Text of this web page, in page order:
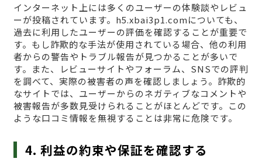
インターネット上には多くのユーザーの体験談やレビュ
ーが投稿されています。h5.xbai3p1.comについても、
過去に利用したユーザーの評価を確認することが重要で
す。もし詐欺的な手法が使用されている場合、他の利用
者からの警告やトラブル報告が見つかることが多いで
す。また、レビューサイトやフォーラム、SNSでの評判
を調べて、実際の被害者の声を確認しましょう。詐欺的
なサイトでは、ユーザーからのネガティブなコメントや
被害報告が多数見受けられることがほとんどです。この
ような口コミ情報を無視することは非常に危険です。
4. 利益の約束や保証を確認する